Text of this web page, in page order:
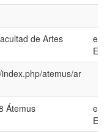
de Artes
es-
ES
atemus/ar
Átemus
es-
ES